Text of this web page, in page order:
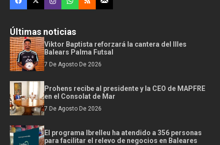
Últimas noticias
Viktor Baptista reforzará la cantera del Illes
Balears Palma Futsal
7 De Agosto De 2026
Prohens recibe al presidente y la CEO de MAPFRE
en el Consolat de Mar
7 De Agosto De 2026
El programa Ibrelleu ha atendido a 356 personas
para facilitar el relevo de negocios en Baleares